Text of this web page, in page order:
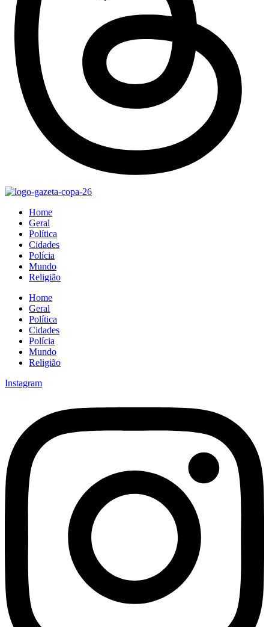
Home
Geral
Política
Cidades
Polícia
Mundo
Religião
Home
Geral
Política
Cidades
Polícia
Mundo
Religião
Instagram